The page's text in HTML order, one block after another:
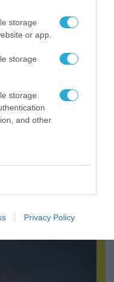
storage
or app.
storage
storage
and other
Privacy Policy
Τουρκίας,